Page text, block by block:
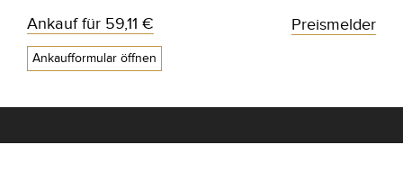
Ankauf für 59,11 €
Ankaufformular öffnen
Preismelder